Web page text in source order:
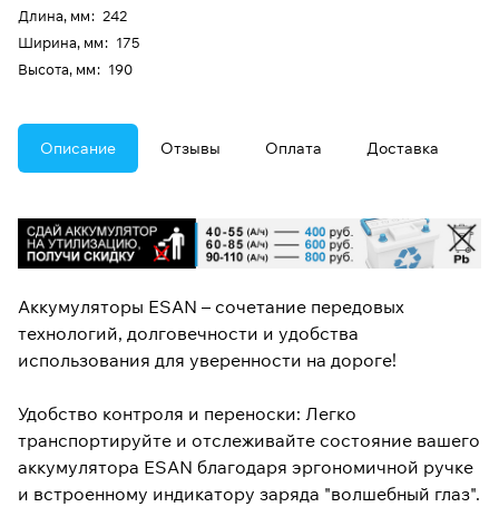
Длина, мм: 242
Ширина, мм: 175
Высота, мм: 190
Описание Отзывы Оплата Доставка
Аккумуляторы ESAN – сочетание передовых
технологий, долговечности и удобства
использования для уверенности на дороге!
Удобство контроля и переноски: Легко
транспортируйте и отслеживайте состояние вашего
аккумулятора ESAN благодаря эргономичной ручке
и встроенному индикатору заряда "волшебный глаз".